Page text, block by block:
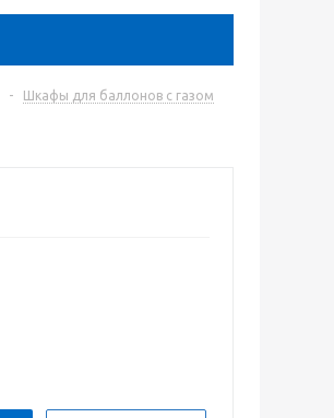
- Шкафы для баллонов с газом